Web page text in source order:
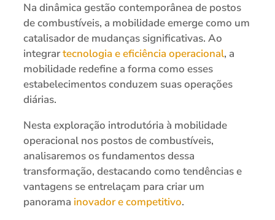
Na dinâmica gestão contemporânea de postos
de combustíveis, a mobilidade emerge como um
catalisador de mudanças significativas. Ao
integrartecnologia e eficiência operacional, a
mobilidade redefine a forma como esses
estabelecimentos conduzem suas operações
diárias.
Nesta exploração introdutória à mobilidade
operacional nos postos de combustíveis,
analisaremos os fundamentos dessa
transformação, destacando como tendências e
vantagens se entrelaçam para criar um
panorama inovador e competitivo.